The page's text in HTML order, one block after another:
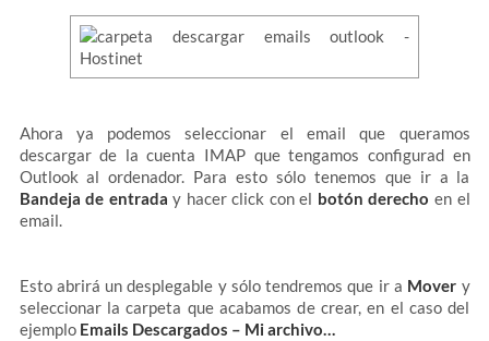
Ahora ya podemos seleccionar el email que queramos
descargar de la cuenta IMAP que tengamos configurad en
Outlook al ordenador. Para esto sólo tenemos que ir a la
Bandeja de entrada y hacer click con el botón derecho en el
email.
Esto abrirá un desplegable y sólo tendremos que ir a Mover y
seleccionar la carpeta que acabamos de crear, en el caso del
ejemplo Emails Descargados – Mi archivo…